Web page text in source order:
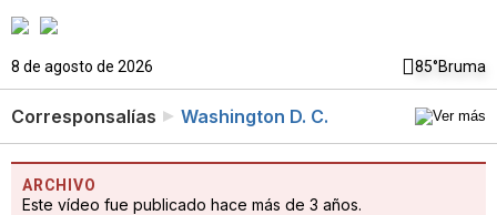
8 de agosto de 2026 85°Bruma
Corresponsalías Washington D. C.
ARCHIVO
Este vídeo fue publicado hace más de 3 años.